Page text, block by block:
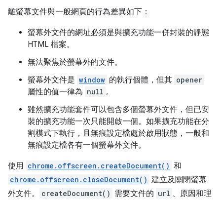
離螢幕文件與一般網頁的行為差異如下：
螢幕外文件的網址必須是與擴充功能一併封裝的靜態
HTML 檔案。
無法聚焦於螢幕外的文件。
螢幕外文件是 window 的執行個體，但其 opener
屬性的值一律為 null 。
雖然擴充功能套件可以包含多個螢幕外文件，但已安
裝的擴充功能一次只能開啟一個。如果擴充功能在分
割模式下執行，且無痕設定檔處於啟用狀態，一般和
無痕設定檔各有一個螢幕外文件。
使用 chrome.offscreen.createDocument() 和
chrome.offscreen.closeDocument() 建立及關閉螢幕
外文件。
createDocument() 需要文件的 url 、原因和理